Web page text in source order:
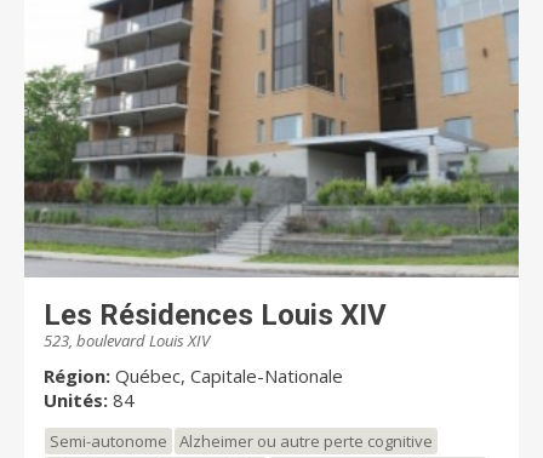
Les Résidences Louis XIV
523, boulevard Louis XIV
Région: Québec, Capitale-Nationale
Unités: 84
Semi-autonome
Alzheimer ou autre perte cognitive